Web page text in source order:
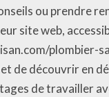
ou prendre
site web,
plombier-
de découvrir en
de travailler